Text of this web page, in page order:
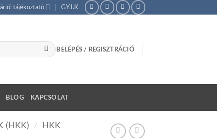
tájékoztató GY.I.K
BELÉPÉS / REGISZTRÁCIÓ
BLOG KAPCSOLAT
(HKK) /
HKK